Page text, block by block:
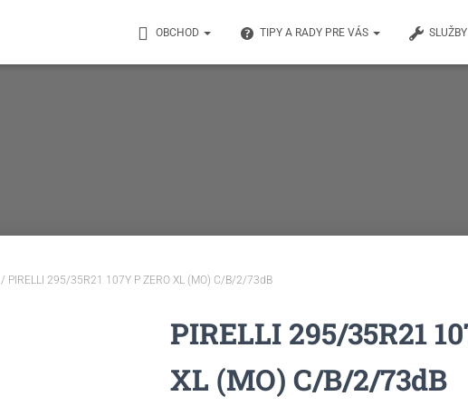
OBCHOD TIPY A RADY PRE VÁS SLUŽBY
/ PIRELLI 295/35R21 107Y P ZERO XL (MO) C/B/2/73dB
PIRELLI 295/35R21
XL (MO) C/B/2/73dB